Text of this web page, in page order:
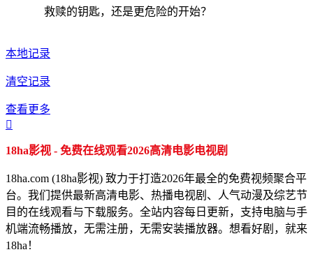
救赎的钥匙，还是更危险的开始？
本地记录
清空记录
查看更多

18ha影视 - 免费在线观看2026高清电影电视剧
18ha.com (18ha影视) 致力于打造2026年最全的免费视频聚合平
台。我们提供最新高清电影、热播电视剧、人气动漫及综艺节
目的在线观看与下载服务。全站内容每日更新，支持电脑与手
机端流畅播放，无需注册，无需安装播放器。想看好剧，就来
18ha！